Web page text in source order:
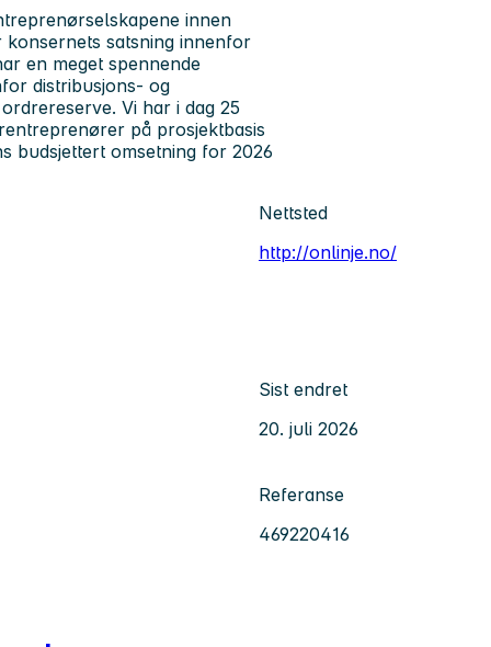
innen
satsning innenfor
en meget spennende
distribusjons- og
Vi har i dag 25
på prosjektbasis
budsjettert omsetning for 2026
Nettsted
http://onlinje.no/
Sist endret
20. juli 2026
Referanse
469220416